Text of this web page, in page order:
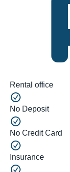
Rental office
No Deposit
No Credit Card
Insurance